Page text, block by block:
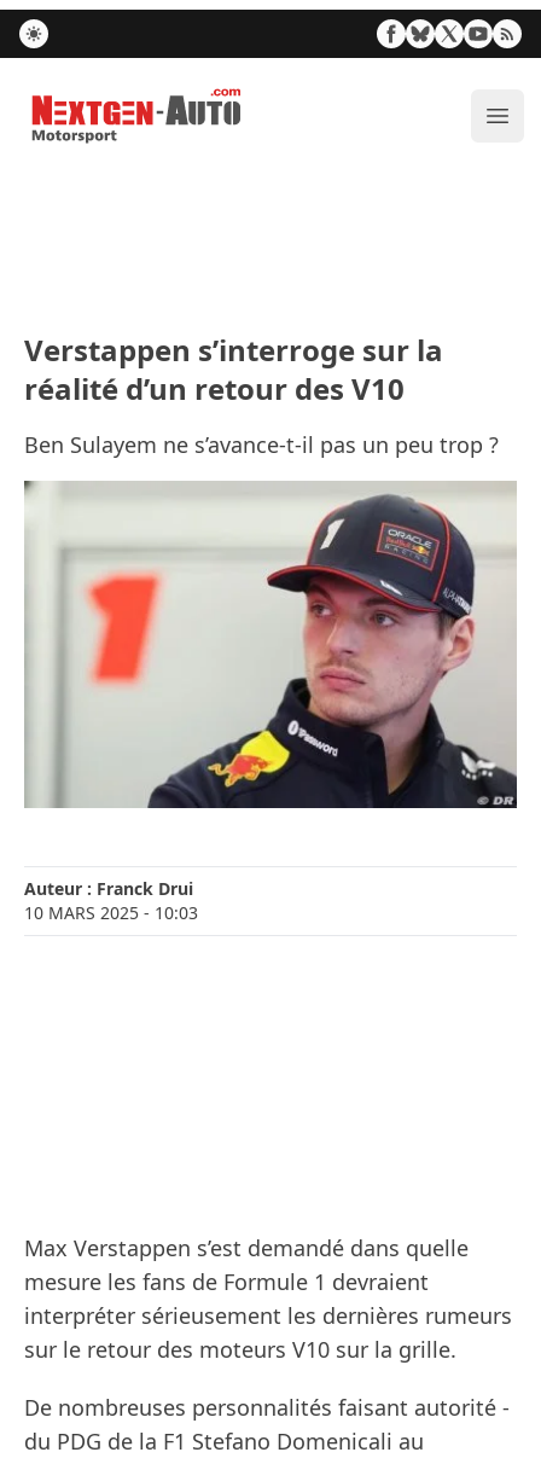
Nextgen-Auto.com
Verstappen s’interroge sur la
réalité d’un retour des V10
Ben Sulayem ne s’avance-t-il pas un peu trop ?
Auteur : Franck Drui
10 MARS 2025 - 10:03
Max Verstappen s’est demandé dans quelle
mesure les fans de Formule 1 devraient
interpréter sérieusement les dernières rumeurs
sur le retour des moteurs V10 sur la grille.
De nombreuses personnalités faisant autorité -
du PDG de la F1 Stefano Domenicali au